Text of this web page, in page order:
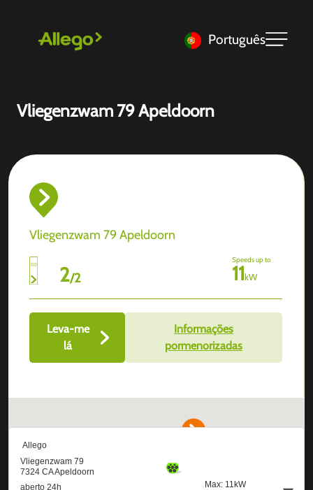
Português
Vliegenzwam 79 Apeldoorn
Vliegenzwam 79 Apeldoorn
2/2
Speeds up to
11kW
Leva-me
lá
Informações
pormenorizadas